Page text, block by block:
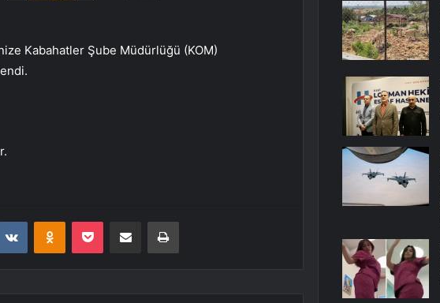
Kabahatler Şube Müdürlüğü (KOM)
VKontakteOdnoklassniki
Pocket E-Posta ile paylaş Yazdır